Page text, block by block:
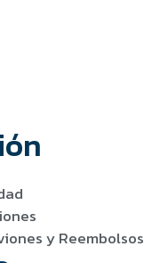
y Reembolsos